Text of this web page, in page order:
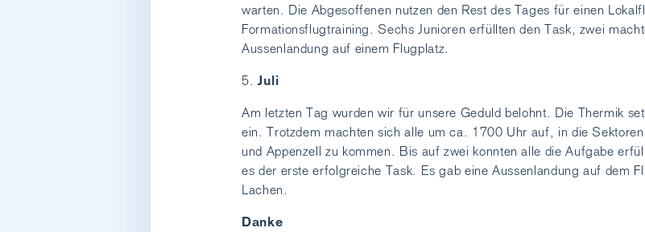
warten. Die Abgesoffenen nutzen den Rest des Tages für einen
Formationsflugtraining. Sechs Junioren erfüllten den Task, zwei
Aussenlandung auf einem Flugplatz.
Juli
Am letzten Tag wurden wir für unsere Geduld belohnt. Die Thermik
ein. Trotzdem machten sich alle um ca. 1700 Uhr auf, in die
und Appenzell zu kommen. Bis auf zwei konnten alle die Aufgabe
es der erste erfolgreiche Task. Es gab eine Aussenlandung auf dem
Lachen.
Danke